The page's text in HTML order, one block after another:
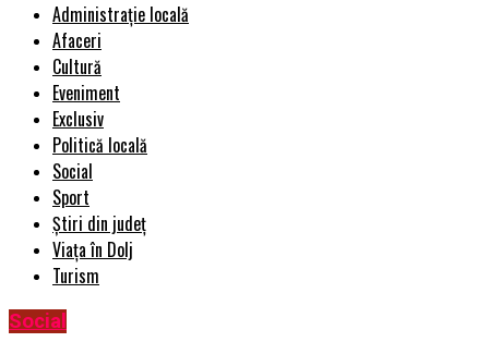
Administrație locală
Afaceri
Cultură
Eveniment
Exclusiv
Politică locală
Social
Sport
Știri din județ
Viața în Dolj
Turism
Social